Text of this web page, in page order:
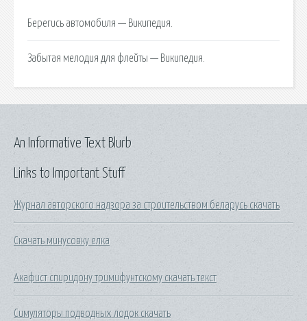
Берегись автомобиля — Википедия.
Забытая мелодия для флейты — Википедия.
Links to Important Stuff
Журнал авторского надзора за строительством беларусь скачать
Скачать минусовку елка
Акафист спиридону тримифунтскому скачать текст
Симуляторы подводных лодок скачать
An Informative Text Blurb